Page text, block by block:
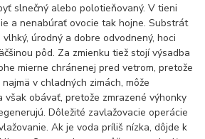
slnečný alebo polotieňovaný. V tieni
a nenabúrať ovocie tak hojne. Substrát
úrodný a dobre odvodnený, hoci
pôd. Za zmienku tiež stojí výsadba
mierne chránenej pred vetrom, pretože
v chladných zimách, môže
však obávať, pretože zmrazené výhonky
Dôležité zavlažovacie operácie
Ak je voda príliš nízka, dôjde k